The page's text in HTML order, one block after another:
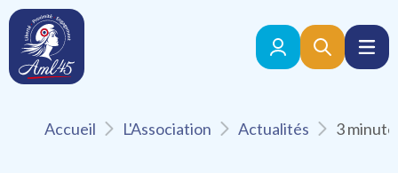
Accueil L'Association Actualités